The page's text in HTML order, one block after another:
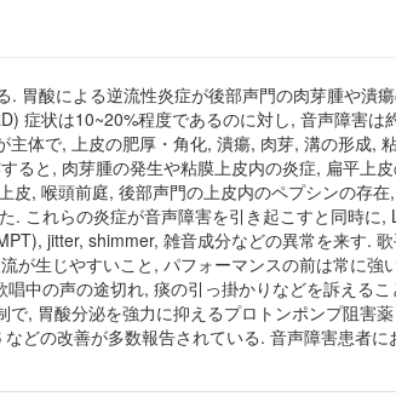
胃酸による逆流性炎症が後部声門の肉芽腫や潰
症状は10~20%程度であるのに対し, 音声障害は
体で, 上皮の肥厚・角化, 潰瘍, 肉芽, 溝の形成,
ると, 肉芽腫の発生や粘膜上皮内の炎症, 扁平上
, 喉頭前庭, 後部声門の上皮内のペプシンの存
これらの炎症が音声障害を引き起こすと同時に,
jitter, shimmer, 雑音成分などの異常を来す.
が生じやすいこと, パフォーマンスの前は常に強
中の声の途切れ, 痰の引っ掛かりなどを訴える
, 胃酸分泌を強力に抑えるプロトンポンプ阻害
どの改善が多数報告されている. 音声障害患者